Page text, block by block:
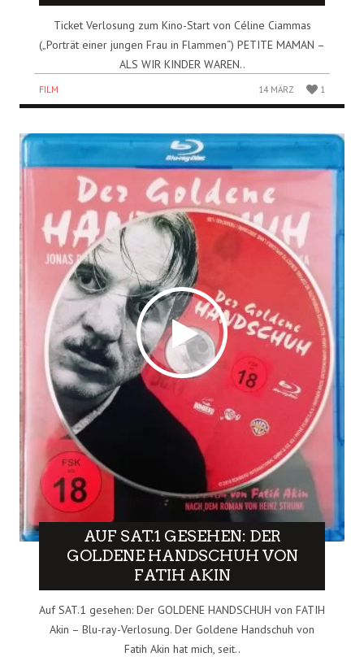
Ticket Verlosung zum Kino-Start von Céline Ciammas
(„Porträt einer jungen Frau in Flammen“) PETITE MAMAN –
ALS WIR KINDER WAREN..
FILM 14 MÄRZ 1
AUF SAT.1 GESEHEN: DER
GOLDENE HANDSCHUH VON
FATIH AKIN
Auf SAT.1 gesehen: Der GOLDENE HANDSCHUH von FATIH
Akin – Blu-ray-Verlosung. Der Goldene Handschuh von
Fatih Akin hat mich, seit..